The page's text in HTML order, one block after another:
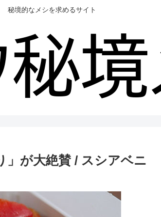
秘境的なメシを求めるサイト
」が大絶賛 / スシアベニ